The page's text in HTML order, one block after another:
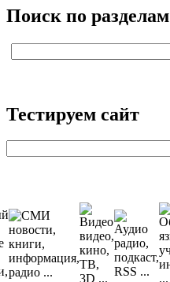
Поиск по разделам
Тестируем сайт